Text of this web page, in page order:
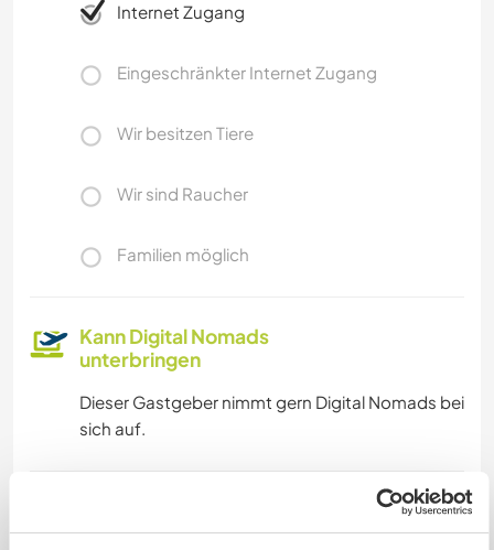
Internet Zugang
Eingeschränkter Internet Zugang
Wir besitzen Tiere
Wir sind Raucher
Familien möglich
Kann Digital Nomads
unterbringen
Dieser Gastgeber nimmt gern Digital Nomads bei
sich auf.
Workawayer maximal